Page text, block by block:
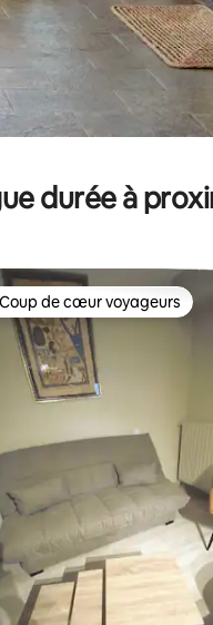
durée à
5 sur la base de 75
de cœur voyageurs les
Coup de cœur voyageurs